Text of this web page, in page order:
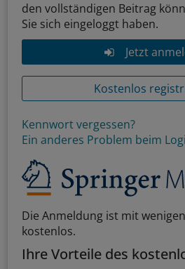
den vollständigen Beitrag
Sie sich eingeloggt haben.
Jetzt
Kostenlos
Kennwort vergessen?
Ein anderes Problem beim
Die Anmeldung ist mit
kostenlos.
Ihre Vorteile des